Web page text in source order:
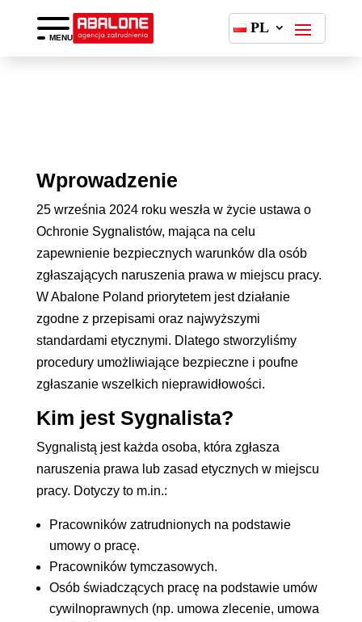
MENU
PL
Wprowadzenie
25 września 2024 roku weszła w życie ustawa o
Ochronie Sygnalistów, mająca na celu
zapewnienie bezpiecznych warunków dla osób
zgłaszających naruszenia prawa w miejscu pracy.
W Abalone Poland priorytetem jest działanie
zgodne z przepisami oraz najwyższymi
standardami etycznymi. Dlatego stworzyliśmy
procedury umożliwiające bezpieczne i poufne
zgłaszanie wszelkich nieprawidłowości.
Kim jest Sygnalista?
Sygnalistą jest każda osoba, która zgłasza
naruszenia prawa lub zasad etycznych w miejscu
pracy. Dotyczy to m.in.:
Pracowników zatrudnionych na podstawie
umowy o pracę.
Pracowników tymczasowych.
Osób świadczących pracę na podstawie umów
cywilnoprawnych (np. umowa zlecenie, umowa